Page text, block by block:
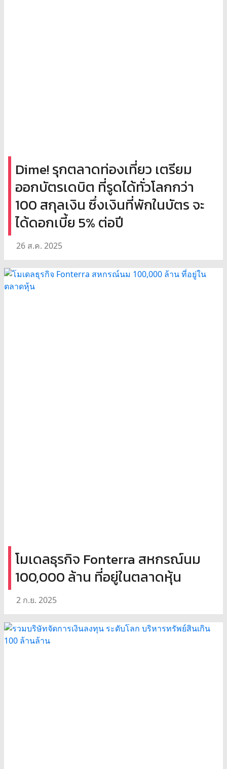
Dime! รุกตลาดท่องเที่ยว เตรียม
ออกบัตรเดบิต ที่รูดได้ทั่วโลกกว่า
100 สกุลเงิน ซึ่งเงินที่พักในบัตร จะ
ได้ดอกเบี้ย 5% ต่อปี
26 ส.ค. 2025
โมเดลธุรกิจ Fonterra สหกรณ์นม
100,000 ล้าน ที่อยู่ในตลาดหุ้น
2 ก.ย. 2025